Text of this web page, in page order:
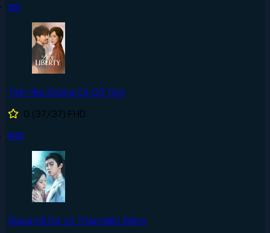
#9
Tình Yêu Không Có Cổ Tích
0 (37/37) FHD
#10
Giang Hồ Dạ Vũ Thập Niên Đăng